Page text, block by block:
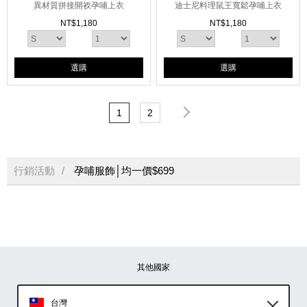
異材質拼接開衩孕哺上衣
NT$1,180
選購
迪士尼料理鼠王寬鬆孕哺上衣
NT$1,180
選購
1 2
行銷活動 孕哺服飾│均一價$699
其他國家
台灣